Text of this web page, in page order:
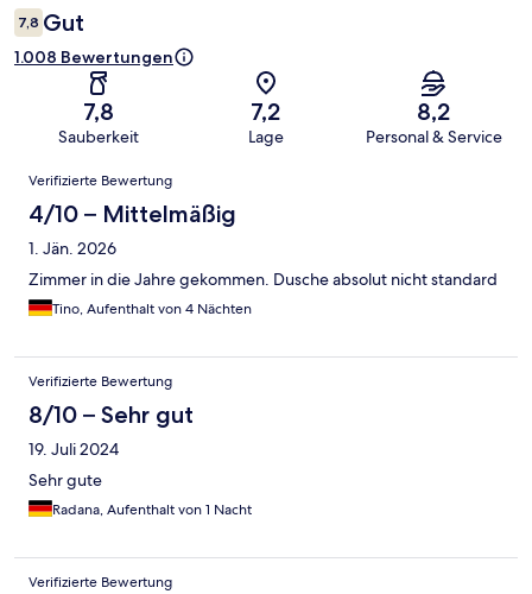
7,8 Gut
1.008 Bewertungen
7,8
Sauberkeit
7,2
Lage
8,2
Personal & Service
Bewertungen
Verifizierte Bewertung
4/10 – Mittelmäßig
1. Jän. 2026
Zimmer in die Jahre gekommen. Dusche absolut nicht standard
Tino, Aufenthalt von 4 Nächten
Verifizierte Bewertung
8/10 – Sehr gut
19. Juli 2024
Sehr gute
Radana, Aufenthalt von 1 Nacht
Verifizierte Bewertung